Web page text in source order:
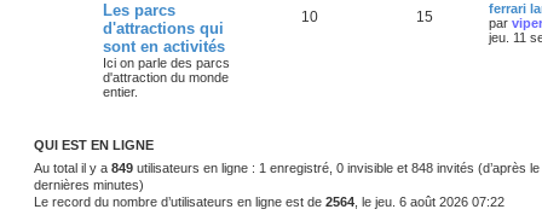
Les parcs
d'attractions qui
sont en activités
Ici on parle des parcs
d'attraction du monde
entier.
10 15
ferrari
par
jeu. 11
QUI EST EN LIGNE
Au total il y a 849 utilisateurs en ligne : 1 enregistré, 0 invisible et 848 invités (d’après
dernières minutes)
Le record du nombre d’utilisateurs en ligne est de 2564 , le jeu. 6 août 2026 07:22